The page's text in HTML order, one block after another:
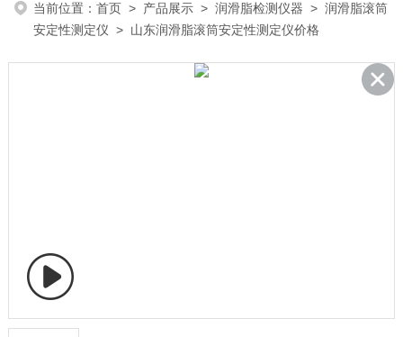
当前位置：首页 > 产品展示 >润滑脂检测仪器 >润滑脂滚筒
安定性测定仪 > 山东润滑脂滚筒安定性测定仪价格